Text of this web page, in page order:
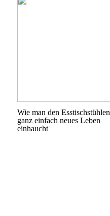
Wie man den Esstischstühlen
ganz einfach neues Leben
einhaucht